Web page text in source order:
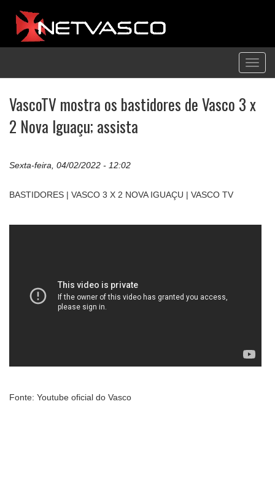
VascoTV mostra os bastidores de Vasco 3 x
2 Nova Iguaçu; assista
Sexta-feira, 04/02/2022 - 12:02
BASTIDORES | VASCO 3 X 2 NOVA IGUAÇU | VASCO TV
Fonte: Youtube oficial do Vasco